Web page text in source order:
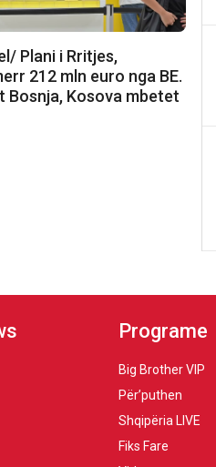
Plani i Rritjes,
212 mln euro nga BE.
Bosnja, Kosova mbetet
Programe
Big Brother VIP
Për’puthen
Shqipëria LIVE
Fiks Fare